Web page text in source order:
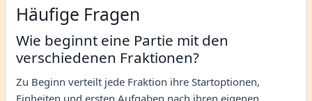
Häufige Fragen
Wie beginnt eine Partie mit den
verschiedenen Fraktionen?
Zu Beginn verteilt jede Fraktion ihre Startoptionen,
Einheiten und ersten Aufgaben nach ihren eigenen